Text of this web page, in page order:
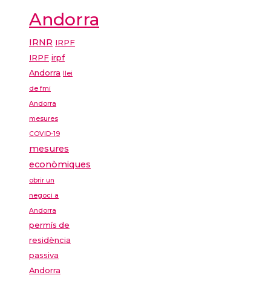
Andorra
IRNR IRPF
IRPF irpf
Andorra llei
de fmi
Andorra
mesures
COVID-19
mesures
econòmiques
obrir un
negoci a
Andorra
permís de
residència
passiva
Andorra